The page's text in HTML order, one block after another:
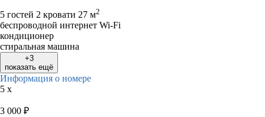
5 гостей 2 кровати 27 м2
беспроводной интернет Wi-Fi
кондиционер
стиральная машина
+3
показать ещё
Информация о номере
5 x
3 000 ₽